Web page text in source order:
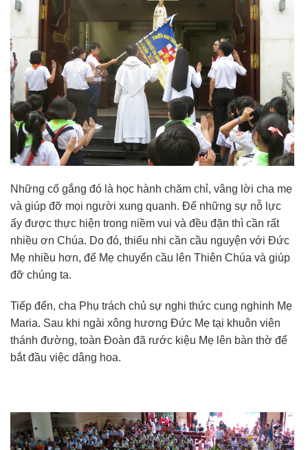
Những cố gắng đó là học hành chăm chỉ, vâng lời cha mẹ
và giúp đỡ mọi người xung quanh. Để những sự nỗ lực
ấy được thực hiện trong niềm vui và đều đặn thì cần rất
nhiều ơn Chúa. Do đó, thiếu nhi cần cầu nguyện với Đức
Mẹ nhiều hơn, để Mẹ chuyển cầu lên Thiên Chúa và giúp
đỡ chúng ta.
Tiếp đến, cha Phụ trách chủ sự nghi thức cung nghinh Mẹ
Maria. Sau khi ngài xông hương Đức Mẹ tại khuôn viên
thánh đường, toàn Đoàn đã rước kiệu Mẹ lên bàn thờ để
bắt đầu việc dâng hoa.